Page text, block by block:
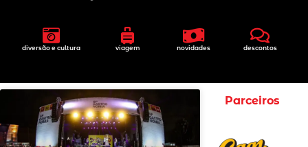
diversão e cultura viagem novidades descontos
Parceiros